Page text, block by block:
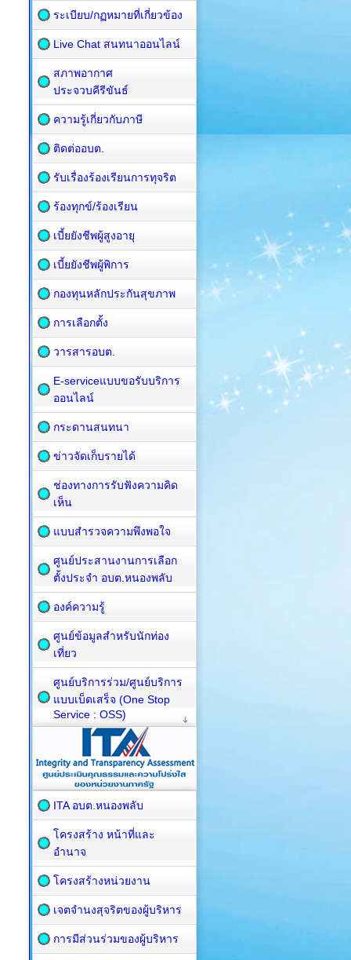
ระเบียบ/กฏหมายที่เกี่ยวข้อง
Live Chat สนทนาออนไลน์
สภาพอากาศ
ประจวบคีรีขันธ์
ความรู้เกี่ยวกับภาษี
ติดต่ออบต.
รับเรื่องร้องเรียนการทุจริต
ร้องทุกข์/ร้องเรียน
เบี้ยยังชีพผู้สูงอายุ
เบี้ยยังชีพผู้พิการ
กองทุนหลักประกันสุขภาพ
การเลือกตั้ง
วารสารอบต.
E-serviceแบบขอรับบริการ
ออนไลน์
กระดานสนทนา
ข่าวจัดเก็บรายได้
ช่องทางการรับฟังความคิด
เห็น
แบบสำรวจความพึงพอใจ
ศูนย์ประสานงานการเลือก
ตั้งประจำ อบต.หนองพลับ
องค์ความรู้
ศูนย์ข้อมูลสำหรับนักท่อง
เที่ยว
ศูนย์บริการร่วม/ศูนย์บริการ
แบบเบ็ดเสร็จ (One Stop
Service : OSS)
ITA อบต.หนองพลับ
โครงสร้าง หน้าที่และ
อำนาจ
โครงสร้างหน่วยงาน
เจตจำนงสุจริตของผู้บริหาร
การมีส่วนร่วมของผู้บริหาร